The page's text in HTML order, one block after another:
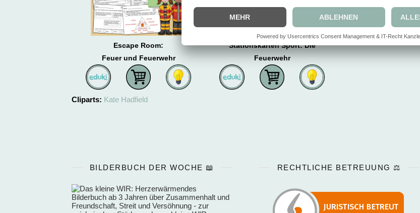
Escape Room:
Feuer und Feuerwehr
Stationskarten Sport: Die
Feuerwehr
Cliparts: Kate Hadfield
BILDERBUCH DER WOCHE 📖 RECHTLICHE BETREUUNG ⚖️